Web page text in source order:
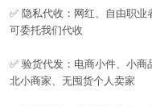
✅ 隐私代收：网红、自由职
可委托我们代收
✅ 验货代发：电商小件、小商
北小商家、无囤货个人卖家